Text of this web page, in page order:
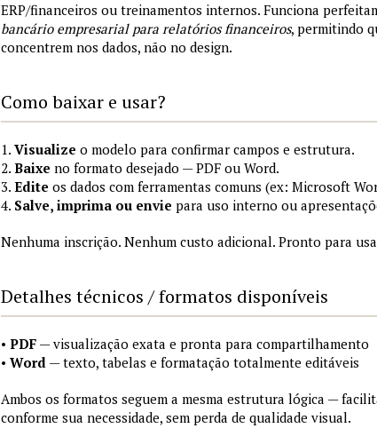
ERP/financeiros ou treinamentos internos. Funciona
bancário empresarial para relatórios financeiros, permitindo
concentrem nos dados, não no design.
Como baixar e usar?
1. Visualize o modelo para confirmar campos e estrutura.
2. Baixe no formato desejado — PDF ou Word.
3. Edite os dados com ferramentas comuns (ex: Microsoft
4. Salve, imprima ou envie para uso interno ou
Nenhuma inscrição. Nenhum custo adicional. Pronto para
Detalhes técnicos / formatos disponíveis
• PDF — visualização exata e pronta para compartilhamento
• Word — texto, tabelas e formatação totalmente editáveis
Ambos os formatos seguem a mesma estrutura lógica —
conforme sua necessidade, sem perda de qualidade visual.